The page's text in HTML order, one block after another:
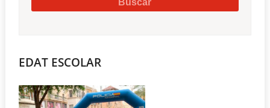
EDAT ESCOLAR